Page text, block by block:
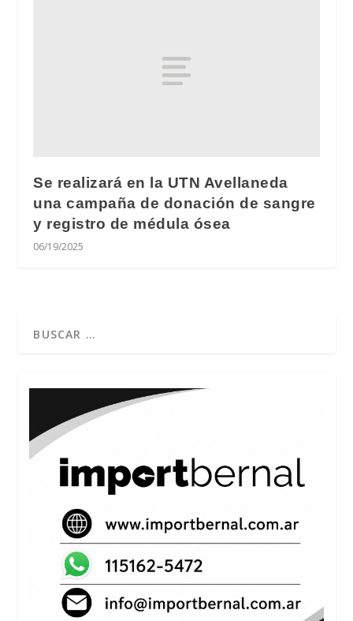
Se realizará en la UTN Avellaneda
una campaña de donación de sangre
y registro de médula ósea
06/19/2025